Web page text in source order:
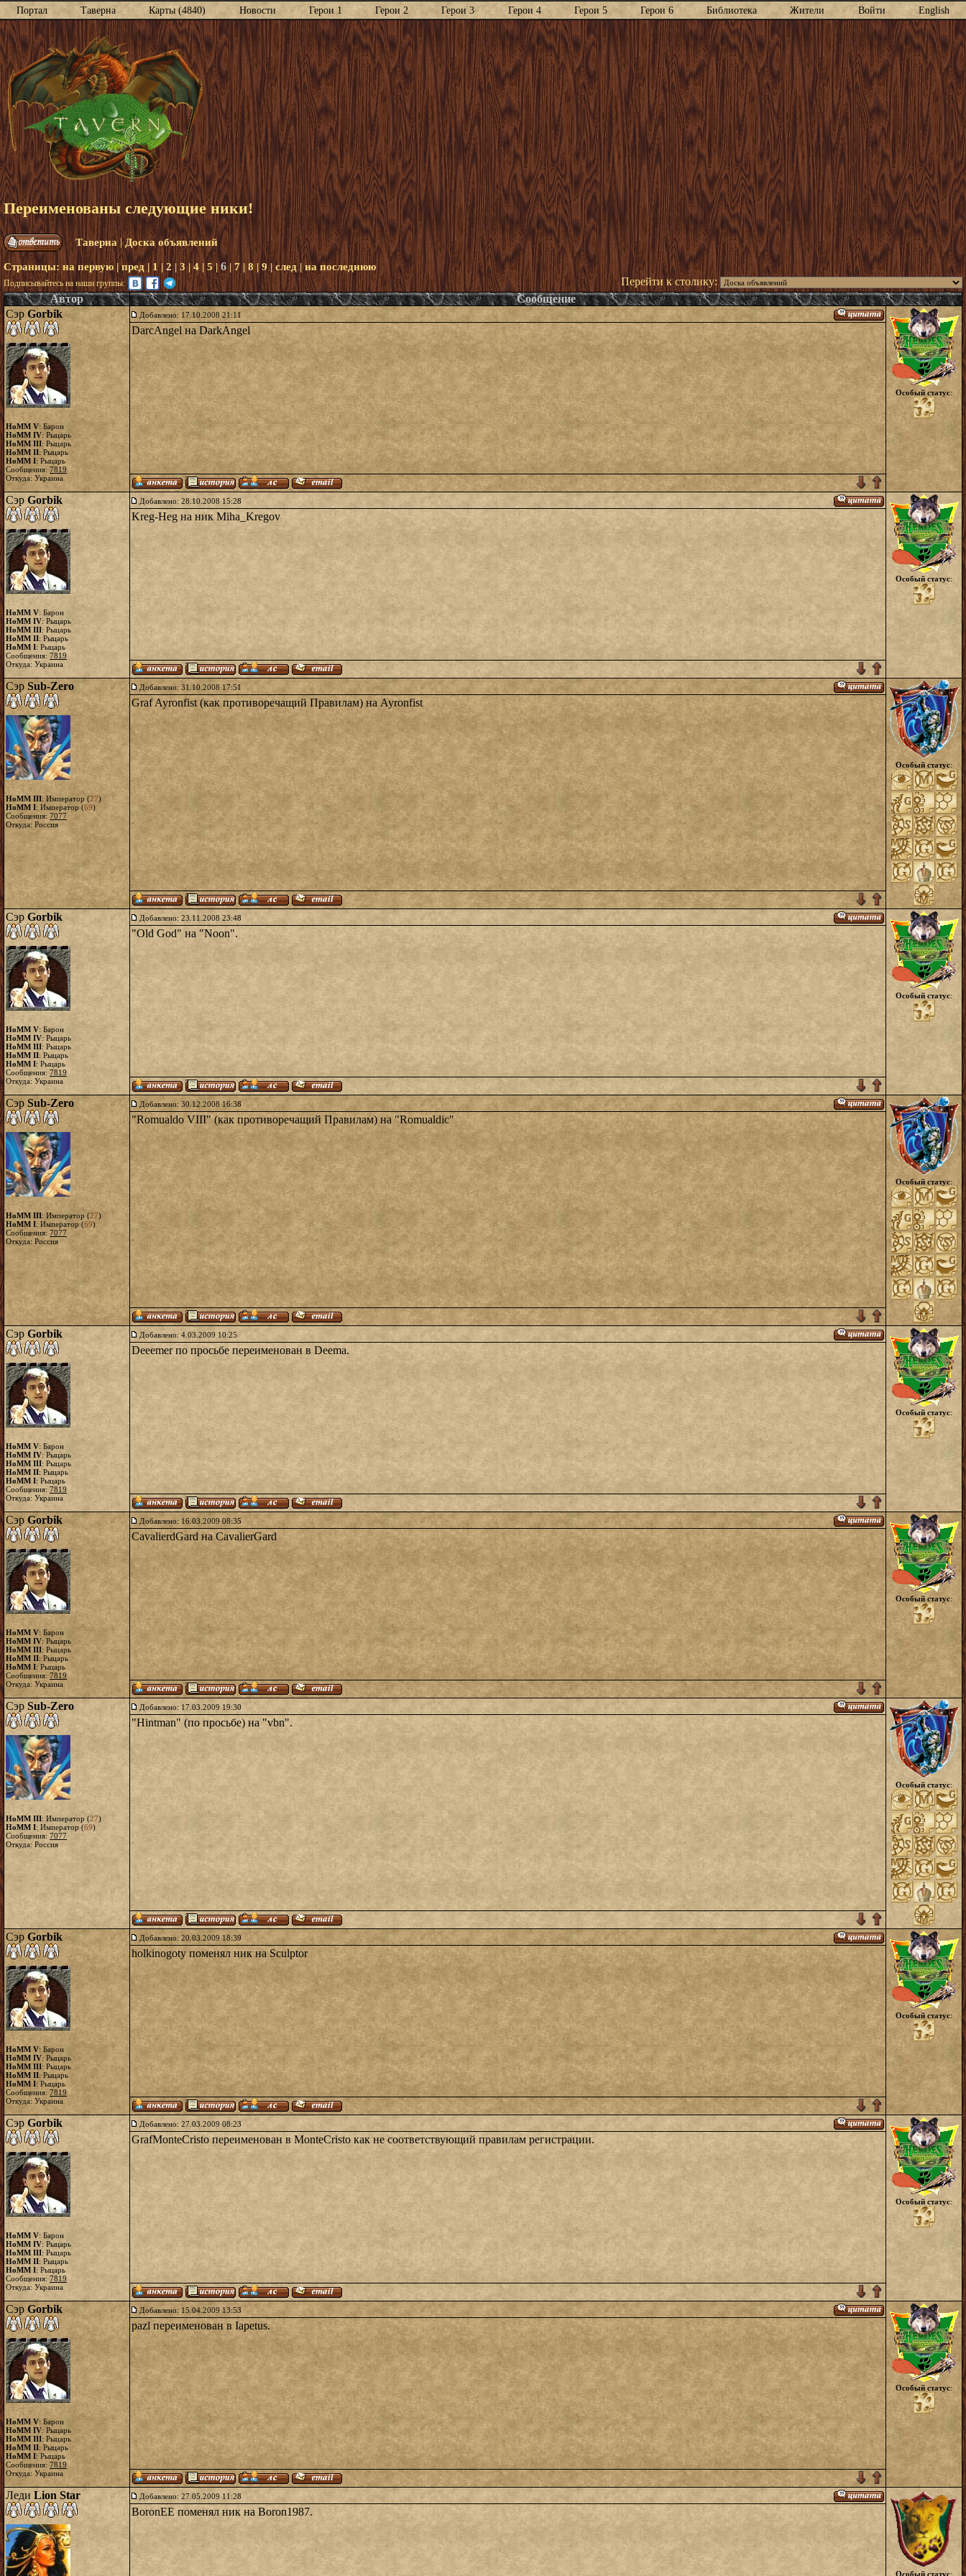
Портал Таверна Карты (4840) Новости Герои 1 Герои 2 Герои 3 Герои 4 Герои 5 Герои 6 Библиотека Жители Войти English
Переименованы следующие ники!
Таверна|Доска объявлений
Страницы: на первую|пред|1| 2 | 3|4 | 5|6| 7 | 8 | 9|след|на последнюю
Подписывайтесь на наши группы:
Перейти к столику:
Автор
Сообщение
Сэр Gorbik
HoMM V: Барон
HoMM IV: Рыцарь
HoMM III: Рыцарь
HoMM II: Рыцарь
HoMM I: Рыцарь
Сообщения: 7819
Откуда: Украина
Добавлено: 17.10.2008 21:11
DarcAngel на DarkAngel
Особый статус:
Сэр Gorbik
HoMM V: Барон
HoMM IV: Рыцарь
HoMM III: Рыцарь
HoMM II: Рыцарь
HoMM I: Рыцарь
Сообщения: 7819
Откуда: Украина
Добавлено: 28.10.2008 15:28
Kreg-Heg на ник Miha_Kregov
Особый статус:
Сэр Sub-Zero
HoMM III: Император (27)
HoMM I: Император (69)
Сообщения: 7077
Откуда: Россия
Добавлено: 31.10.2008 17:51
Graf Ayronfist (как противоречащий Правилам) на Ayronfist
Особый статус:
Сэр Gorbik
HoMM V: Барон
HoMM IV: Рыцарь
HoMM III: Рыцарь
HoMM II: Рыцарь
HoMM I: Рыцарь
Сообщения: 7819
Откуда: Украина
Добавлено: 23.11.2008 23:48
"Old God" на "Noon".
Особый статус:
Сэр Sub-Zero
HoMM III: Император (27)
HoMM I: Император (69)
Сообщения: 7077
Откуда: Россия
Добавлено: 30.12.2008 16:38
"Romualdo VIII" (как противоречащий Правилам) на "Romualdic"
Особый статус:
Сэр Gorbik
HoMM V: Барон
HoMM IV: Рыцарь
HoMM III: Рыцарь
HoMM II: Рыцарь
HoMM I: Рыцарь
Сообщения: 7819
Откуда: Украина
Добавлено: 4.03.2009 10:25
Deeemer по просьбе переименован в Deema.
Особый статус:
Сэр Gorbik
HoMM V: Барон
HoMM IV: Рыцарь
HoMM III: Рыцарь
HoMM II: Рыцарь
HoMM I: Рыцарь
Сообщения: 7819
Откуда: Украина
Добавлено: 16.03.2009 08:35
CavalierdGard на CavalierGard
Особый статус:
Сэр Sub-Zero
HoMM III: Император (27)
HoMM I: Император (69)
Сообщения: 7077
Откуда: Россия
Добавлено: 17.03.2009 19:30
"Hintman" (по просьбе) на "vbn".
Особый статус:
Сэр Gorbik
HoMM V: Барон
HoMM IV: Рыцарь
HoMM III: Рыцарь
HoMM II: Рыцарь
HoMM I: Рыцарь
Сообщения: 7819
Откуда: Украина
Добавлено: 20.03.2009 18:39
holkinogoty поменял ник на Sculptor
Особый статус:
Сэр Gorbik
HoMM V: Барон
HoMM IV: Рыцарь
HoMM III: Рыцарь
HoMM II: Рыцарь
HoMM I: Рыцарь
Сообщения: 7819
Откуда: Украина
Добавлено: 27.03.2009 08:23
GrafMonteCristo переименован в MonteCristo как не соответствующий правилам регистрации.
Особый статус:
Сэр Gorbik
HoMM V: Барон
HoMM IV: Рыцарь
HoMM III: Рыцарь
HoMM II: Рыцарь
HoMM I: Рыцарь
Сообщения: 7819
Откуда: Украина
Добавлено: 15.04.2009 13:53
pazl переименован в Iapetus.
Особый статус:
Леди Lion Star Добавлено: 27.05.2009 11:28
BoronEE поменял ник на Boron1987.
Особый статус: